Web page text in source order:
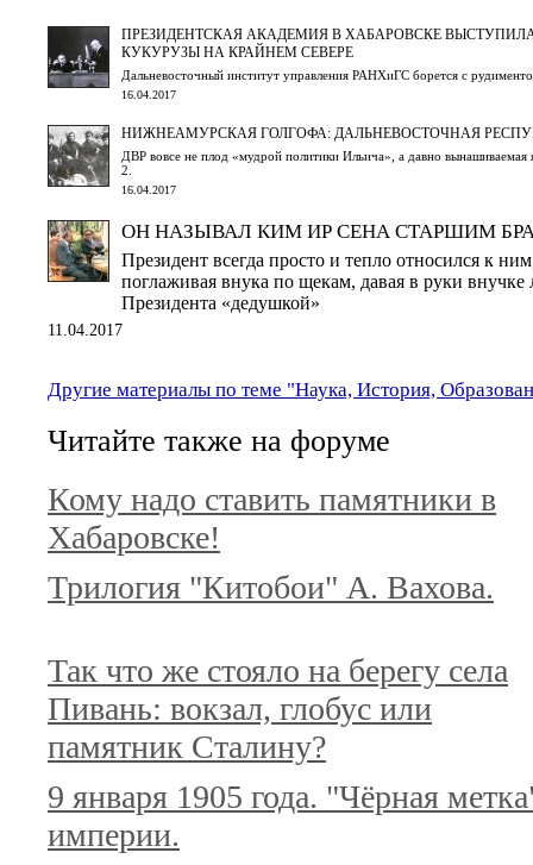
ПРЕЗИДЕНТСКАЯ АКАДЕМИЯ В ХАБАРОВСКЕ
КУКУРУЗЫ НА КРАЙНЕМ СЕВЕРЕ
Дальневосточный институт управления РАНХиГС борется с
16.04.2017
НИЖНЕАМУРСКАЯ ГОЛГОФА: ДАЛЬНЕВОСТОЧНАЯ
ДВР вовсе не плод «мудрой политики Ильича», а давно вынашиваемая
2.
16.04.2017
ОН НАЗЫВАЛ КИМ ИР СЕНА СТАРШИМ
Президент всегда просто и тепло относился к
поглаживая внука по щекам, давая в руки внучке
Президента «дедушкой»
11.04.2017
Другие материалы по теме "Наука, История,
Читайте также на форуме
Кому надо ставить памятники в
Хабаровске!
Трилогия "Китобои" А. Вахова.
Так что же стояло на берегу села
Пивань: вокзал, глобус или
памятник Сталину?
9 января 1905 года. "Чёрная
империи.